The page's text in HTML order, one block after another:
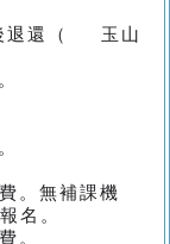
還（ 玉山
無補課機
名。
。